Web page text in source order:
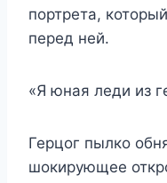
портрета,
перед ней.
«Я юная леди из
Герцог пылко
шокирующее